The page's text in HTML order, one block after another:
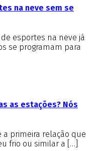
na neve sem se
esportes na neve já
se programam para
as estações? Nós
primeira relação que
frio ou similar a […]